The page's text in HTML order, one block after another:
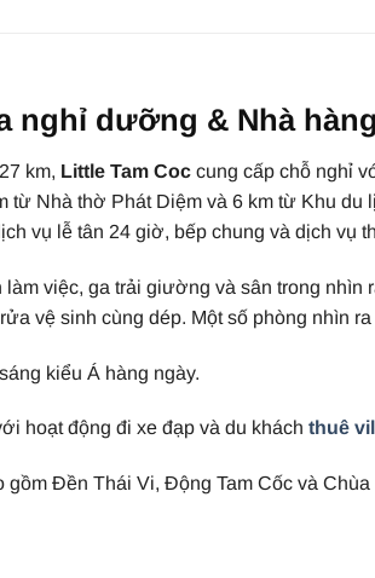
nghỉ dưỡng & Nhà
km, Little Tam Coc cung cấp chỗ nghỉ
từ Nhà thờ Phát Diệm và 6 km từ Khu
vụ lễ tân 24 giờ, bếp chung và dịch vụ
việc, ga trải giường và sân trong
vệ sinh cùng dép. Một số phòng nhìn
kiểu Á hàng ngày.
hoạt động đi xe đạp và du khách thuê
gồm Đền Thái Vi, Động Tam Cốc và